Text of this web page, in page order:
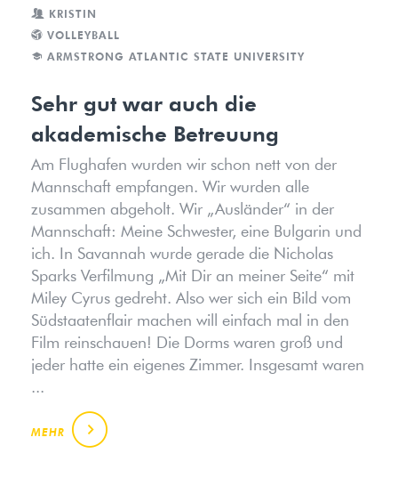
KRISTIN
VOLLEYBALL
ARMSTRONG ATLANTIC STATE UNIVERSITY
Sehr gut war auch die
akademische Betreuung
Am Flughafen wurden wir schon nett von der
Mannschaft empfangen. Wir wurden alle
zusammen abgeholt. Wir „Ausländer“ in der
Mannschaft: Meine Schwester, eine Bulgarin und
ich. In Savannah wurde gerade die Nicholas
Sparks Verfilmung „Mit Dir an meiner Seite“ mit
Miley Cyrus gedreht. Also wer sich ein Bild vom
Südstaatenflair machen will einfach mal in den
Film reinschauen! Die Dorms waren groß und
jeder hatte ein eigenes Zimmer. Insgesamt waren
...
MEHR